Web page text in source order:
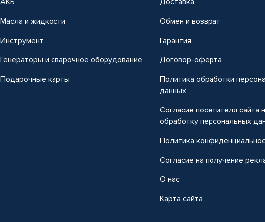
Масла и жидкости
Инструмент
Генераторы и сварочное оборудование
Подарочные карты
Обмен и возврат
Гарантия
Договор-оферта
Политика обработки
данных
Согласие посетителя сайта
обработку персональных
Политика
Согласие на получение
О нас
Карта сайта